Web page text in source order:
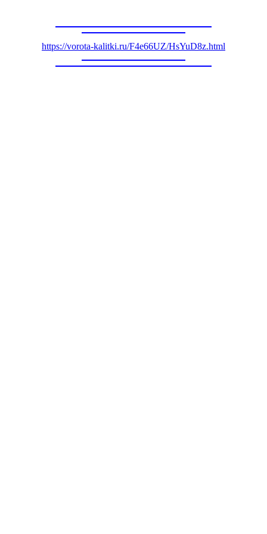
https://vorota-kalitki.ru/F4e66UZ/HsYuD8z.html